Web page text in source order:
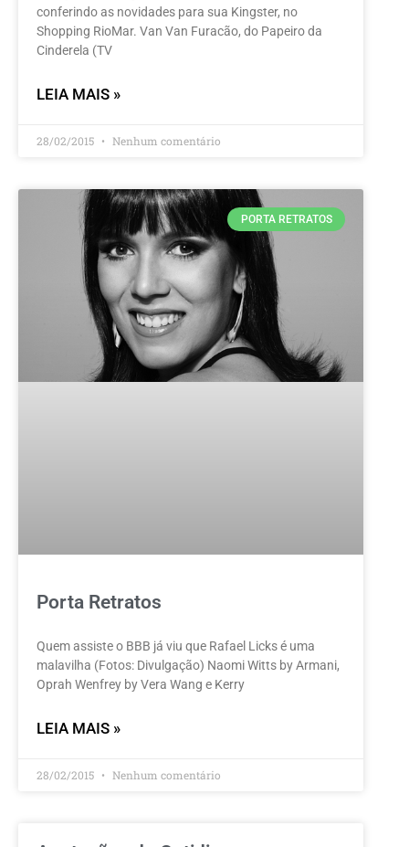
conferindo as novidades para sua Kingster, no
Shopping RioMar‎. Van Van Furacão, do Papeiro da
Cinderela (TV
LEIA MAIS »
28/02/2015 Nenhum comentário
PORTA RETRATOS
Porta Retratos
Quem assiste o BBB já viu que Rafael Licks é uma
malavilha (Fotos: Divulgação) Naomi Witts by Armani,
Oprah Wenfrey by Vera Wang e Kerry
LEIA MAIS »
28/02/2015 Nenhum comentário